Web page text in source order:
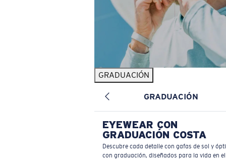
GRADUACIÓN
GRADUACIÓN
EYEWEAR CON
GRADUACIÓN COSTA
Descubre cada detalle con gafas de sol y
con graduación, diseñados para la vida en el